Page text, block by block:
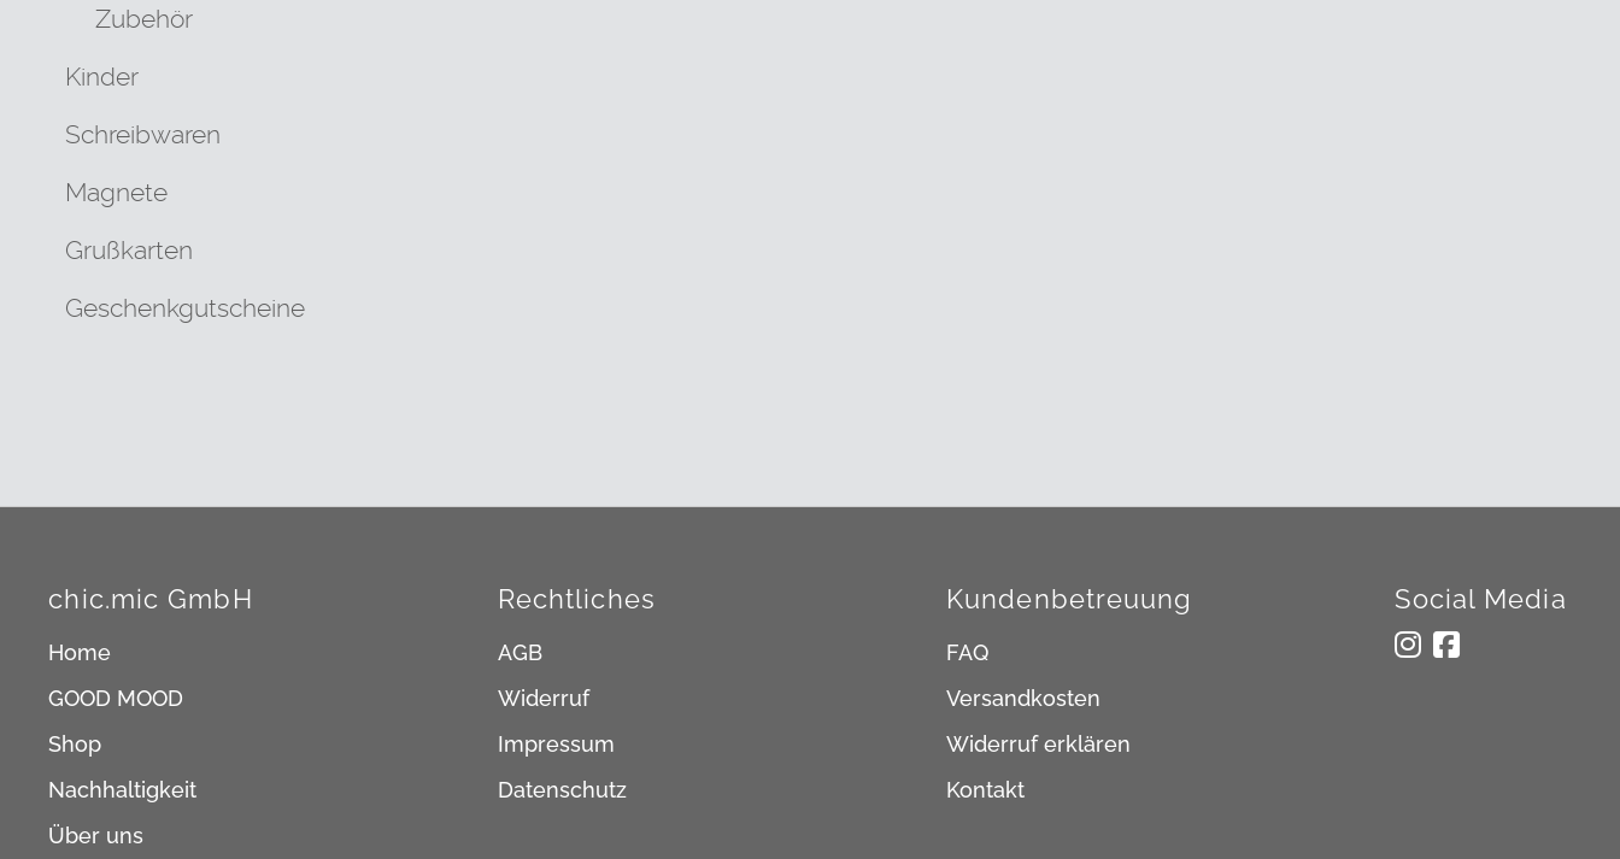
Zubehör
Kinder
Schreibwaren
Magnete
Grußkarten
Geschenkgutscheine
chic.mic GmbH
Home
GOOD MOOD
Shop
Nachhaltigkeit
Über uns
Rechtliches
AGB
Widerruf
Impressum
Datenschutz
Kundenbetreuung
FAQ
Versandkosten
Widerruf erklären
Kontakt
Social Media